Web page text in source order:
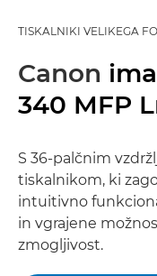
TISKALNIKI VELIKEGA
Canon
340 MFP
S 36-palčnim
tiskalnikom, ki
intuitivno
in vgrajene
zmogljivost.